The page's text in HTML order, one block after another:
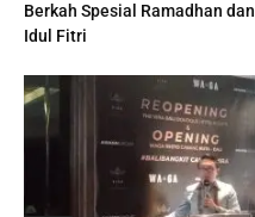
Berkah Spesial Ramadhan dan
Idul Fitri